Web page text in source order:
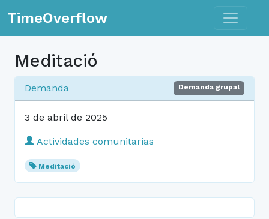
TimeOverflow Toggle
Meditació
Demanda Demanda grupal
3 de abril de 2025
Actividades comunitarias
Meditació